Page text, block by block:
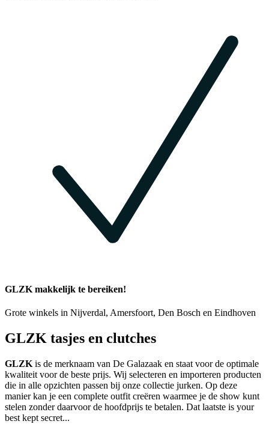
GLZK makkelijk te bereiken!
Grote winkels in Nijverdal, Amersfoort, Den Bosch en Eindhoven
GLZK tasjes en clutches
GLZK is de merknaam van De Galazaak en staat voor de optimale
kwaliteit voor de beste prijs. Wij selecteren en importeren producten
die in alle opzichten passen bij onze collectie jurken. Op deze
manier kan je een complete outfit creëren waarmee je de show kunt
stelen zonder daarvoor de hoofdprijs te betalen. Dat laatste is your
best kept secret...